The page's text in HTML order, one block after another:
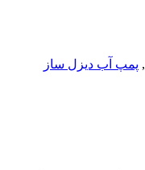
, پمپ آب دیزل ساز